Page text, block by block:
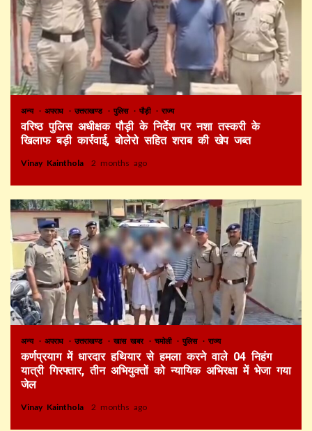
अन्य अपराध उत्तराखण्ड पुलिस पौड़ी राज्य
वरिष्ठ पुलिस अधीक्षक पौड़ी के निर्देश पर नशा तस्करी के
खिलाफ बड़ी कार्रवाई, बोलेरो सहित शराब की खेप जब्त
Vinay Kainthola 2 months ago
अन्य अपराध उत्तराखण्ड खास खबर चमोली पुलिस राज्य
कर्णप्रयाग में धारदार हथियार से हमला करने वाले 04 निहंग
यात्री गिरफ्तार, तीन अभियुक्तों को न्यायिक अभिरक्षा में भेजा गया
जेल
Vinay Kainthola 2 months ago